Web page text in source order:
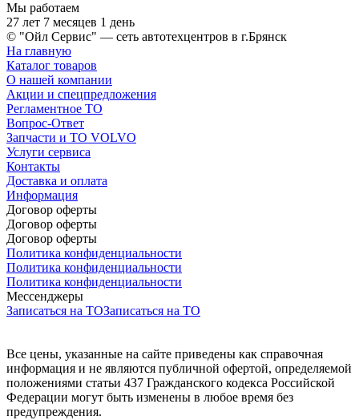
Мы работаем
27 лет 7 месяцев 1 день
© "Ойл Сервис" — сеть автотехцентров в г.Брянск
На главную
Каталог товаров
О нашей компании
Акции и спецпредложения
Регламентное ТО
Вопрос-Ответ
Запчасти и ТО VOLVO
Услуги сервиса
Контакты
Доставка и оплата
Информация
Договор оферты
Договор оферты
Договор оферты
Политика конфиденциальности
Политика конфиденциальности
Политика конфиденциальности
Мессенджеры
Записаться на ТОЗаписаться на ТО
Все цены, указанные на сайте приведены как справочная
информация и не являются публичной офертой, определяемой
положениями статьи 437 Гражданского кодекса Российской
Федерации могут быть изменены в любое время без
предупреждения.